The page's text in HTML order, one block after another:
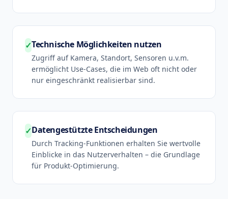
✓Technische Möglichkeiten nutzen
Zugriff auf Kamera, Standort, Sensoren u.v.m.
ermöglicht Use-Cases, die im Web oft nicht oder
nur eingeschränkt realisierbar sind.
✓Datengestützte Entscheidungen
Durch Tracking-Funktionen erhalten Sie wertvolle
Einblicke in das Nutzerverhalten – die Grundlage
für Produkt-Optimierung.